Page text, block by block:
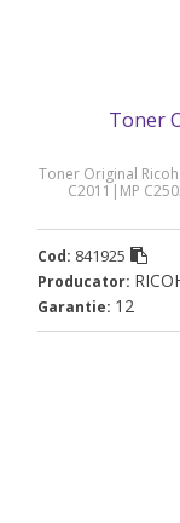
Toner
Toner Original
C2011|MP
Cod: 841925
Producator:
Garantie: 12